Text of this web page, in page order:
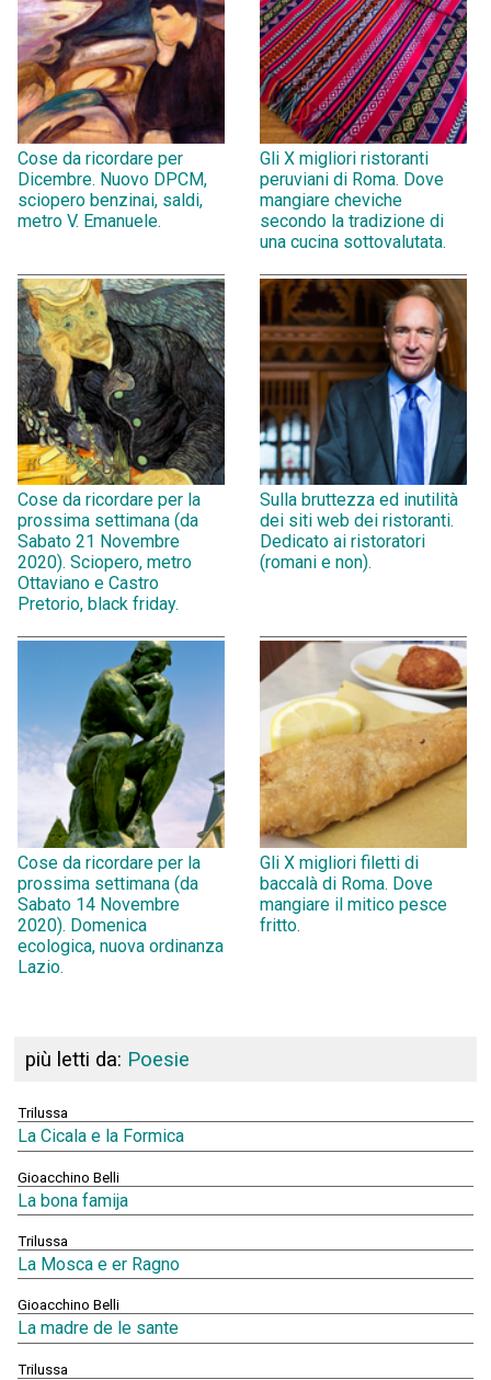
Cose da ricordare per
Dicembre. Nuovo DPCM,
sciopero benzinai, saldi,
metro V. Emanuele.
Gli X migliori ristoranti
peruviani di Roma. Dove
mangiare cheviche
secondo la tradizione di
una cucina sottovalutata.
Cose da ricordare per la
prossima settimana (da
Sabato 21 Novembre
2020). Sciopero, metro
Ottaviano e Castro
Pretorio, black friday.
Sulla bruttezza ed inutilità
dei siti web dei ristoranti.
Dedicato ai ristoratori
(romani e non).
Cose da ricordare per la
prossima settimana (da
Sabato 14 Novembre
2020). Domenica
ecologica, nuova ordinanza
Lazio.
Gli X migliori filetti di
baccalà di Roma. Dove
mangiare il mitico pesce
fritto.
più letti da: Poesie
Trilussa
La Cicala e la Formica
Gioacchino Belli
La bona famija
Trilussa
La Mosca e er Ragno
Gioacchino Belli
La madre de le sante
Trilussa